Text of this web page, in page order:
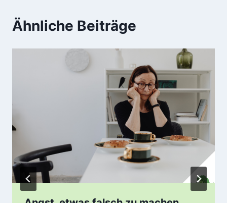
Ähnliche Beiträge